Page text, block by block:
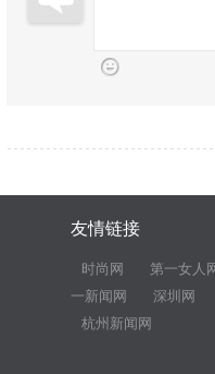
友情链接
时尚网 第一女人
一新闻网
深圳网
杭州新闻网